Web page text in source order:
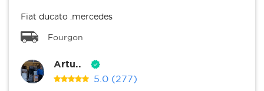
Fiat ducato .mercedes
Fourgon
Artu..
5.0 (277)